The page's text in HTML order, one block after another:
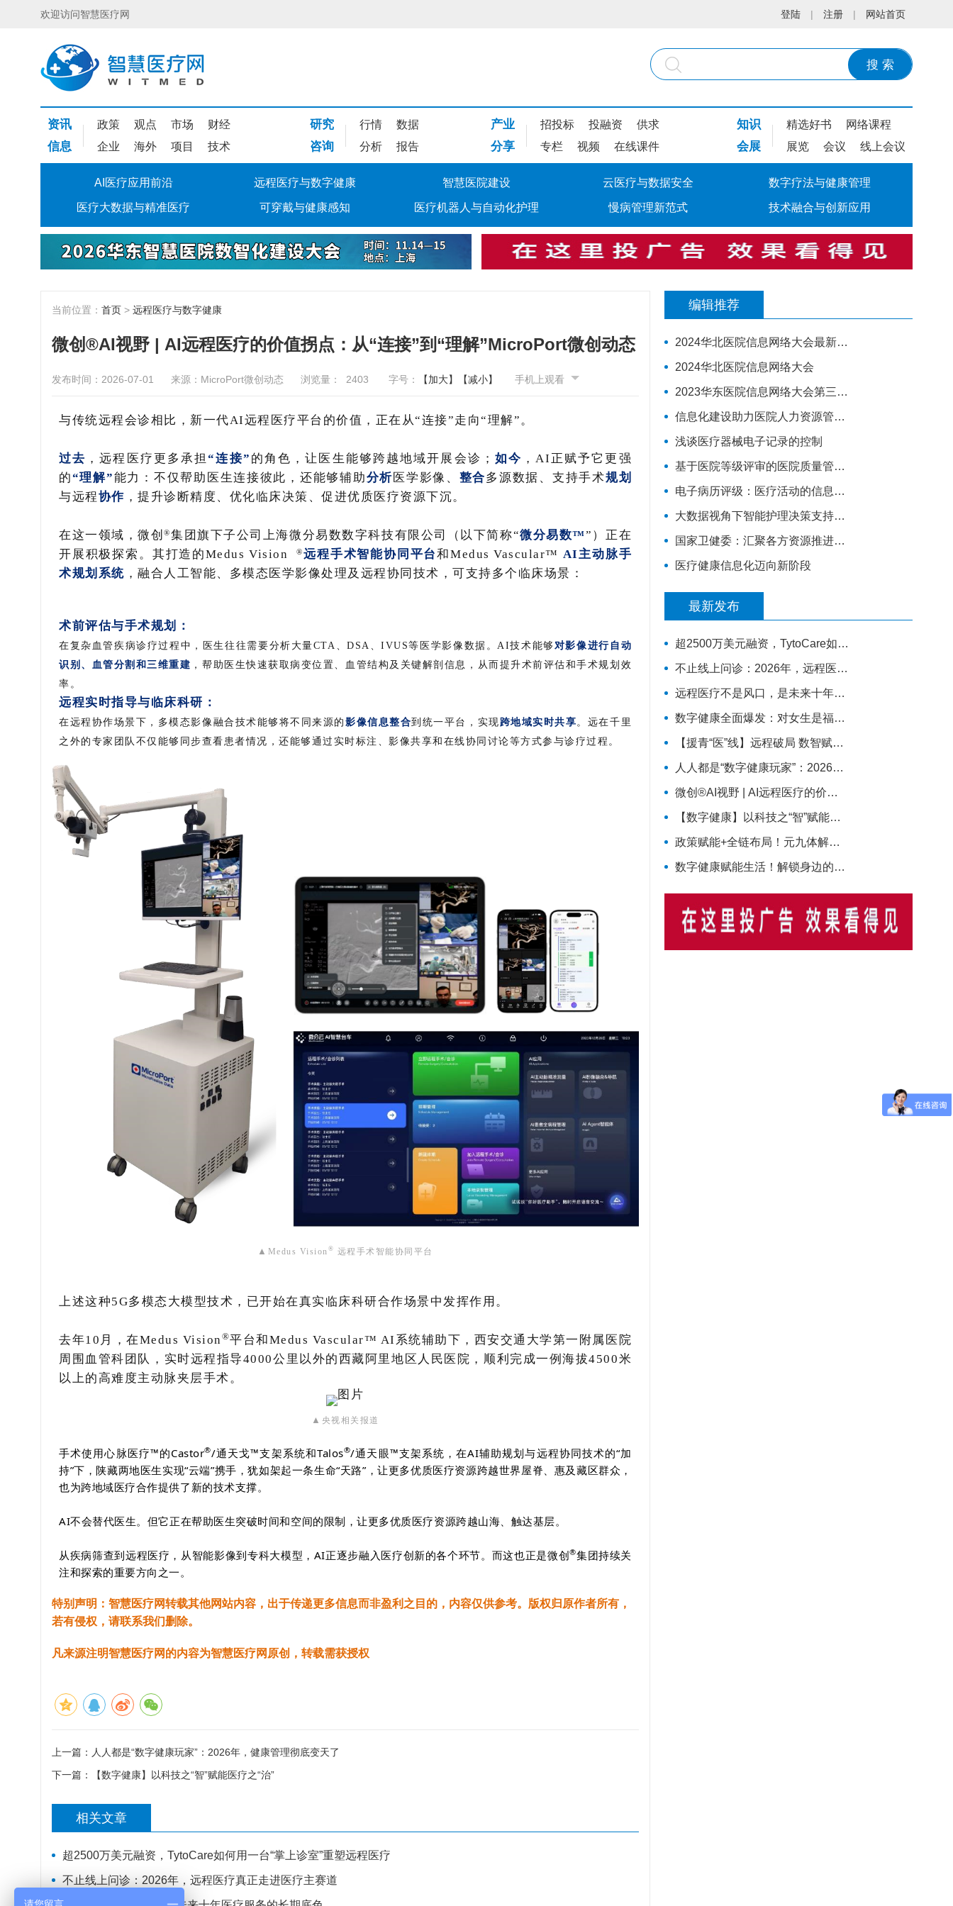
欢迎访问智慧医疗网 登陆 | 注册 | 网站首页
搜 索
资讯 政策 观点 市场 财经
信息 企业 海外 项目 技术
研究 行情 数据
咨询 分析 报告
产业 招投标 投融资 供求
分享 专栏 视频 在线课件
知识 精选好书 网络课程
会展 展览 会议 线上会议
AI医疗应用前沿 远程医疗与数字健康 智慧医院建设 云医疗与数据安全 数字疗法与健康管理
医疗大数据与精准医疗 可穿戴与健康感知 医疗机器人与自动化护理 慢病管理新范式 技术融合与创新应用
当前位置： 首页 > 远程医疗与数字健康
微创®AI视野 | AI远程医疗的价值拐点：从“连接”到“理解”MicroPort微创动态
发布时间：2026-07-01 来源：MicroPort微创动态 浏览量： 2403 字号： 【加大】 【减小】 手机上观看
与传统远程会诊相比，新一代AI远程医疗平台的价值，正在从“连接”走向“理解”。
过去 ，远程医疗更多承担“连接” 的角色，让医生能够跨越地域开展会诊； 如今 ，AI正赋予它更强
的“理解”能力：不仅帮助医生连接彼此，还能够辅助分析医学影像、 整合多源数据、支持手术规划
与远程协作 ，提升诊断精度、优化临床决策、促进优质医疗资源下沉。
在这一领域，微创®集团旗下子公司上海微分易数数字科技有限公司（以下简称“微分易数™”）正在
开展积极探索。其打造的Medus Vision ®远程手术智能协同平台和Medus Vascular™ AI主动脉手
术规划系统 ，融合人工智能、多模态医学影像处理及远程协同技术，可支持多个临床场景：
术前评估与手术规划：
在复杂血管疾病诊疗过程中，医生往往需要分析大量CTA、DSA、IVUS等医学影像数据。AI技术能够 对影像进行自动
识别、血管分割和三维重建 ，帮助医生快速获取病变位置、血管结构及关键解剖信息，从而提升术前评估和手术规划效
率。
远程实时指导与临床科研：
在远程协作场景下，多模态影像融合技术能够将不同来源的影像信息整合到统一平台，实现跨地域实时共享。远在千里
之外的专家团队不仅能够同步查看患者情况，还能够通过实时标注、影像共享和在线协同讨论等方式参与诊疗过程。
▲ Medus Vision ® 远程手术智能协同平台
上述这种5G多模态大模型技术，已开始在真实临床科研合作场景中发挥作用。
去年10月，在Medus Vision ®平台和Medus Vascular™ AI系统辅助下，西安交通大学第一附属医院
周围血管科团队，实时远程指导4000公里以外的西藏阿里地区人民医院，顺利完成一例海拔4500米
以上的高难度主动脉夹层手术。
▲ 央视相关报道
手术使用心脉医疗™的Castor®/通天戈™支架系统和Talos®/通天眼™支架系统，在AI辅助规划与远程协同技术的“加
持”下，陕藏两地医生实现“云端”携手，犹如架起一条生命“天路”，让更多优质医疗资源跨越世界屋脊、惠及藏区群众，
也为跨地域医疗合作提供了新的技术支撑。
AI不会替代医生。但它正在帮助医生突破时间和空间的限制，让更多优质医疗资源跨越山海、触达基层。
从疾病筛查到远程医疗，从智能影像到专科大模型，AI正逐步融入医疗创新的各个环节。而这也正是微创®集团持续关
注和探索的重要方向之一。
特别声明：智慧医疗网转载其他网站内容，出于传递更多信息而非盈利之目的，内容仅供参考。版权归原作者所有，
若有侵权，请联系我们删除。
凡来源注明智慧医疗网的内容为智慧医疗网原创，转载需获授权
上一篇： 人人都是“数字健康玩家”：2026年，健康管理彻底变天了
下一篇：
【数字健康】以科技之“智”赋能医疗之“治”
相关文章
超2500万美元融资，TytoCare如何用一台“掌上诊室”重塑远程医疗
不止线上问诊：2026年，远程医疗真正走进医疗主赛道
编辑推荐
2024华北医院信息网络大会最新演讲嘉宾
2024华北医院信息网络大会
2023华东医院信息网络大会第三轮通知
信息化建设助力医院人力资源管理升级
浅谈医疗器械电子记录的控制
基于医院等级评审的医院质量管理体系建设
电子病历评级：​医疗活动的信息化建设分“三步走”
大数据视角下智能护理决策支持系统数据平台构建研究
国家卫健委：汇聚各方资源推进互联网医疗监管，将建全国统一的电子健康档案
医疗健康信息化迈向新阶段
最新发布
超2500万美元融资，TytoCare如何用一台“掌上诊室”重塑远程医疗
不止线上问诊：2026年，远程医疗真正走进医疗主赛道
远程医疗不是风口，是未来十年医疗服务的长期底色
数字健康全面爆发：对女生是福利收割，还是焦虑绑架？
【援青“医”线】远程破局 数智赋能——记泽库县人民医院构建远程医疗体系筑牢高原健康防线
人人都是“数字健康玩家”：2026年，健康管理彻底变天了
微创®AI视野 | AI远程医疗的价值拐点：从“连接”到“理解”MicroPort微创动态
【数字健康】以科技之“智”赋能医疗之“治”
政策赋能+全链布局！元九体解锁数字健康新范式
数字健康赋能生活！解锁身边的智慧医疗新体验